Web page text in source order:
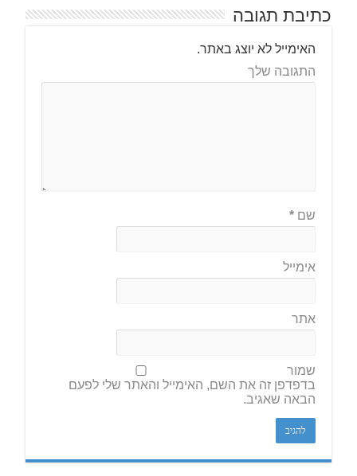
כתיבת תגובה
האימייל לא יוצג באתר.
התגובה שלך
שם*
אימייל
אתר
שמור
בדפדפן זה את השם, האימייל והאתר שלי לפעם
הבאה שאגיב.